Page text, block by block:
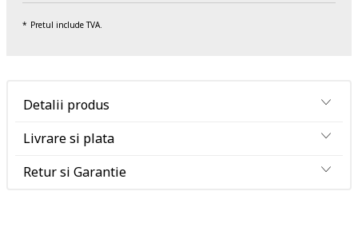
Pretul include TVA.
Detalii produs
Livrare si plata
Retur si Garantie